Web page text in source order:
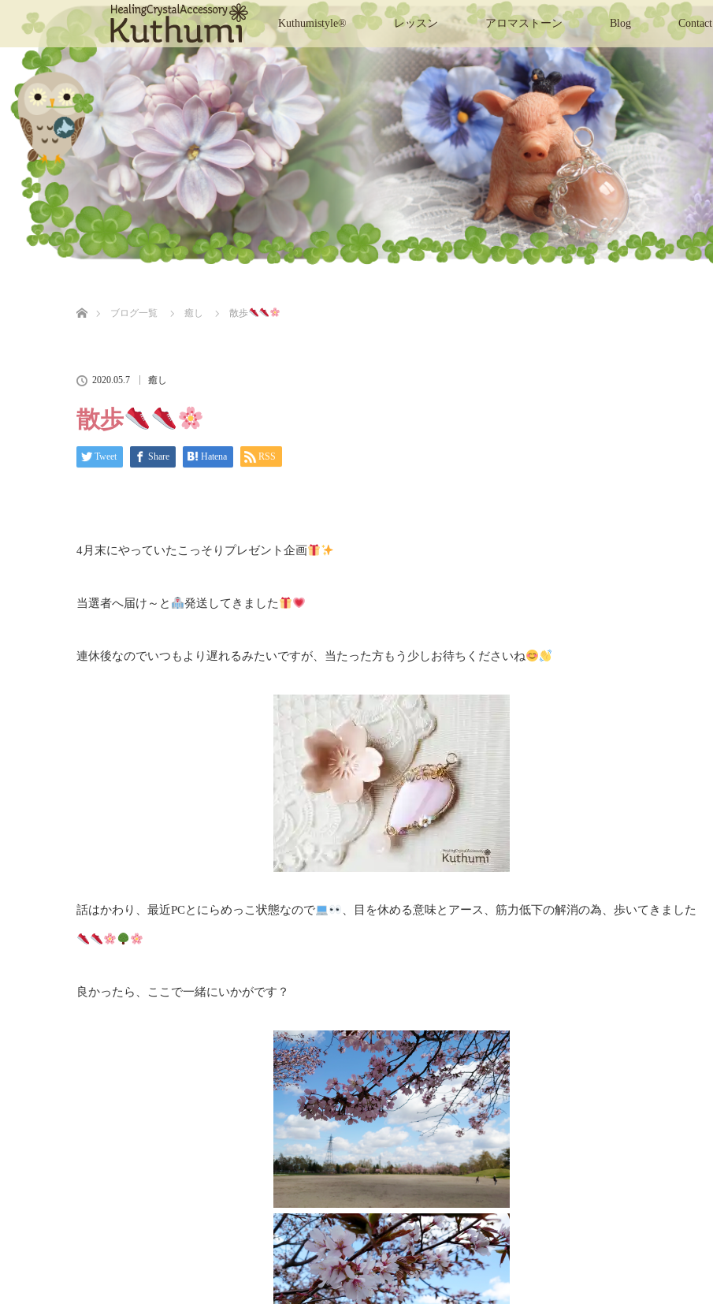
Kuthumistyle® レッスン アロマストーン Blog Contact
ブログ一覧
癒し 散歩
2020.05.7 癒し
散歩
Tweet Share Hatena RSS
4月末にやっていたこっそりプレゼント企画
当選者へ届け～と 発送してきました
連休後なのでいつもより遅れるみたいですが、当たった方もう少しお待ちくださいね
話はかわり、最近PCとにらめっこ状態なので 、目を休める意味とアース、筋力低下の解消の為、歩いてきました
良かったら、ここで一緒にいかがです？